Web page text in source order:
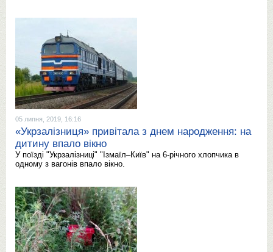
05 липня, 2019, 16:16
«Укрзалізниця» привітала з днем народження: на
дитину впало вікно
У поїзді "Укрзалізниці" "Ізмаїл–Київ" на 6-річного хлопчика в
одному з вагонів впало вікно.